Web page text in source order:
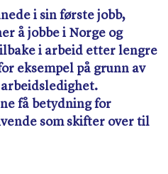
i sin første jobb,
å jobbe i Norge og
i arbeid etter lengre
eksempel på grunn av
få betydning for
som skifter over til